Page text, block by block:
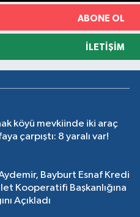
ABONE OL
İLETIŞIM
köyü mevkiinde iki araç
çarpıştı: 8 yaralı var!
Bayburt Esnaf Kredi
Kooperatifi Başkanlığına
Açıkladı